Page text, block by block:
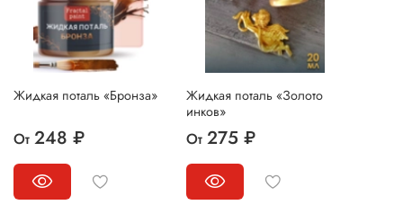
Жидкая поталь «Бронза»
От 248 ₽
Жидкая поталь «Золото
инков»
От 275 ₽